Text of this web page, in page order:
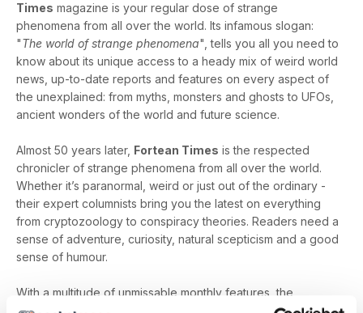
Times magazine is your regular dose of strange
phenomena from all over the world. Its infamous slogan:
"The world of strange phenomena", tells you all you need to
know about its unique access to a heady mix of weird world
news, up-to-date reports and features on every aspect of
the unexplained: from myths, monsters and ghosts to UFOs,
ancient wonders of the world and future science.
Almost 50 years later, Fortean Times is the respected
chronicler of strange phenomena from all over the world.
Whether it’s paranormal, weird or just out of the ordinary -
their expert columnists bring you the latest on everything
from cryptozoology to conspiracy theories. Readers need a
sense of adventure, curiosity, natural scepticism and a good
sense of humour.
With a multitude of unmissable monthly features, the